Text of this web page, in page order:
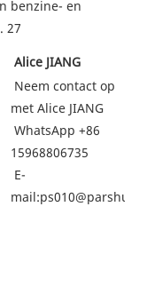
Alice JIANG
Neem contact op
met Alice JIANG
WhatsApp +86
15968806735